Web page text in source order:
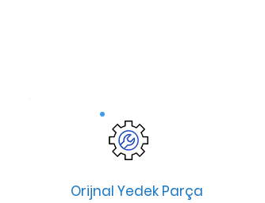
Orijnal Yedek Parça